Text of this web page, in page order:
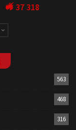
37 318
563
468
316